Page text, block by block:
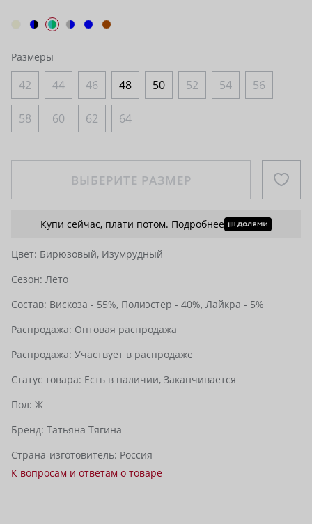
Размеры
42 44 46 48 50 52 54 56
58 60 62 64
ВЫБЕРИТЕ РАЗМЕР
Купи сейчас, плати потом. Подробнее
Цвет: Бирюзовый, Изумрудный
Сезон: Лето
Состав: Вискоза - 55%, Полиэстер - 40%, Лайкра - 5%
Распродажа: Оптовая распродажа
Распродажа: Участвует в распродаже
Статус товара: Есть в наличии, Заканчивается
Пол: Ж
Бренд: Татьяна Тягина
Страна-изготовитель: Россия
К вопросам и ответам о товаре